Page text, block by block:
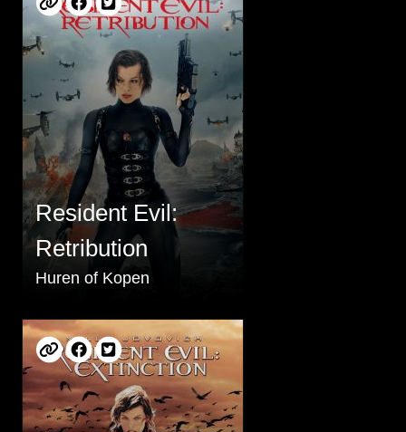
Resident Evil:
Retribution
Huren of Kopen